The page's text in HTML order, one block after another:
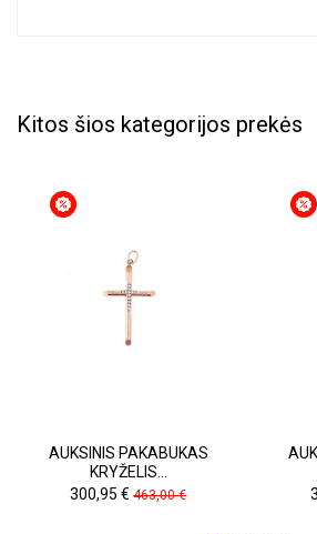
Kitos šios kategorijos prekės
AUKSINIS PAKABUKAS
KRYŽELIS...
Kaina
300,95 € Pradinė
463,00 €